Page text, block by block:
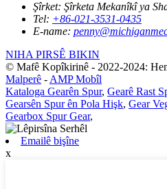
Şîrket: Şîrketa Mekanîkî ya
Tel: +86-021-3531-0435
E-name:
NIHA PIRSÊ BIKIN
© Mafê Kopîkirinê - 2022-2024:
Malperê -AMP Mobîl
Kataloga Gearên Spur, Gearê Rast
Gearsên Spur ên Pola Hişk, Gear
Gearbox Spur Gear,
Emailê bişîne
x